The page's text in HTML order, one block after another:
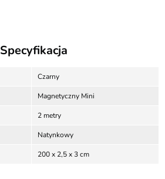
Specyfikacja
Czarny
Magnetyczny Mini
2 metry
Natynkowy
200 x 2,5 x 3 cm